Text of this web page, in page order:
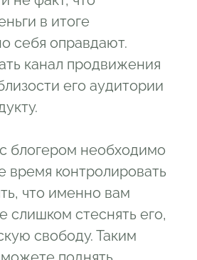
в итоге
себя оправдают.
канал продвижения
его аудитории
блогером необходимо
время контролировать
что именно вам
слишком стеснять его,
свободу. Таким